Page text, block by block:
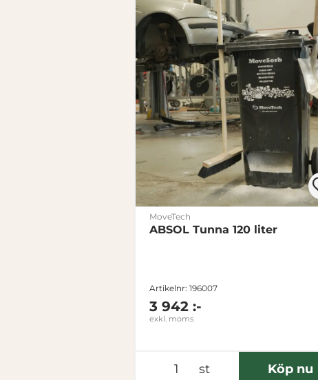
MoveTech
ABSOL Tunna 120 liter
Artikelnr: 196007
3 942 :-
exkl. moms
st Köp nu